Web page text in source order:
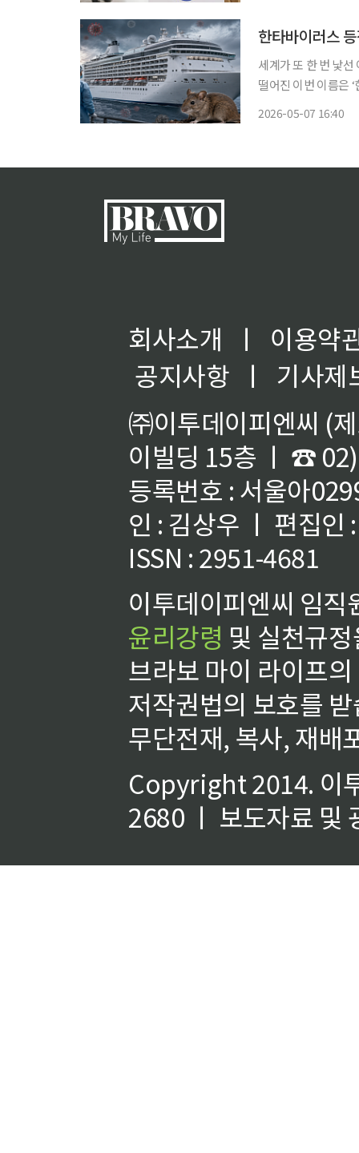
한타바이러스
세계가 또 한 번 낯
떨어진 이번 이름은
2026-05-07 16:40
회사소개 ㅣ
이용약
공지사항
ㅣ
기사제
㈜이투데이피엔씨 (
이빌딩 15층 ㅣ ☎
등록번호 : 서울아
인 : 김상우 ㅣ 편집인
ISSN : 2951-4681
이투데이피엔씨 임
윤리강령 및 실천규
브라보 마이 라이프
저작권법의 보호를
무단전재, 복사, 재배
Copyright 2014. 이
2680 ㅣ 보도자료